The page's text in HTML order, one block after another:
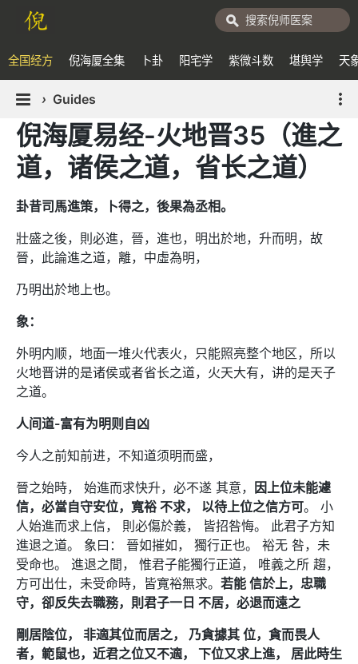
全国经方 倪海厦全集 卜卦 阳宅学 紫微斗数 堪舆学 天
› Guides
倪海厦易经-火地晋35（進之
道，诸侯之道，省长之道）
卦昔司馬進策，卜得之，後果為丞相。
壯盛之後，則必進，晉，進也，明出於地，升而明，故
晉，此論進之道，離，中虛為明，
乃明出於地上也。
象：
外明内顺，地面一堆火代表火，只能照亮整个地区，所以
火地晋讲的是诸侯或者省长之道，火天大有，讲的是天子
之道。
人间道-富有为明则自凶
今人之前知前进，不知道须明而盛，
晉之始時， 始進而求快升，必不遂 其意，
因上位未能遽
信，必當自守安位，寬裕 不求， 以待上位之信方可。 小
人始進而求上信， 則必傷於義， 皆招咎悔。 此君子方知
進退之道。 象曰： 晉如摧如， 獨行正也。 裕无 咎，未
受命也。 進退之間， 惟君子能獨行正道， 唯義之所 趨，
方可出仕，未受命時，皆寬裕無求。 若能 信於上，忠職
守，卻反失去職務，則君子一日 不居，必退而遠之
剛居陰位， 非適其位而居之， 乃貪據其 位，貪而畏人
者，範鼠也，近君之位又不適， 下位又求上進， 居此時生